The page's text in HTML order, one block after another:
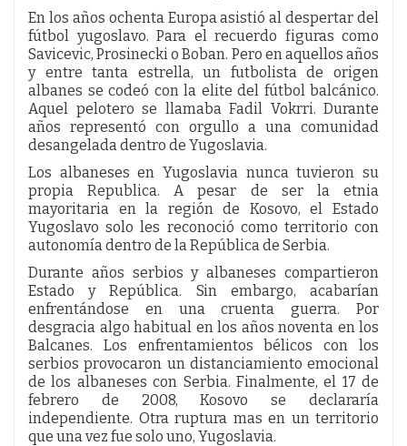
En los años ochenta Europa asistió al despertar del
fútbol yugoslavo. Para el recuerdo figuras como
Savicevic, Prosinecki o Boban. Pero en aquellos años
y entre tanta estrella, un futbolista de origen
albanes se codeó con la elite del fútbol balcánico.
Aquel pelotero se llamaba Fadil Vokrri. Durante
años representó con orgullo a una comunidad
desangelada dentro de Yugoslavia.
Los albaneses en Yugoslavia nunca tuvieron su
propia Republica. A pesar de ser la etnia
mayoritaria en la región de Kosovo, el Estado
Yugoslavo solo les reconoció como territorio con
autonomía dentro de la República de Serbia.
Durante años serbios y albaneses compartieron
Estado y República. Sin embargo, acabarían
enfrentándose en una cruenta guerra. Por
desgracia algo habitual en los años noventa en los
Balcanes. Los enfrentamientos bélicos con los
serbios provocaron un distanciamiento emocional
de los albaneses con Serbia. Finalmente, el 17 de
febrero de 2008, Kosovo se declararía
independiente. Otra ruptura mas en un territorio
que una vez fue solo uno, Yugoslavia.